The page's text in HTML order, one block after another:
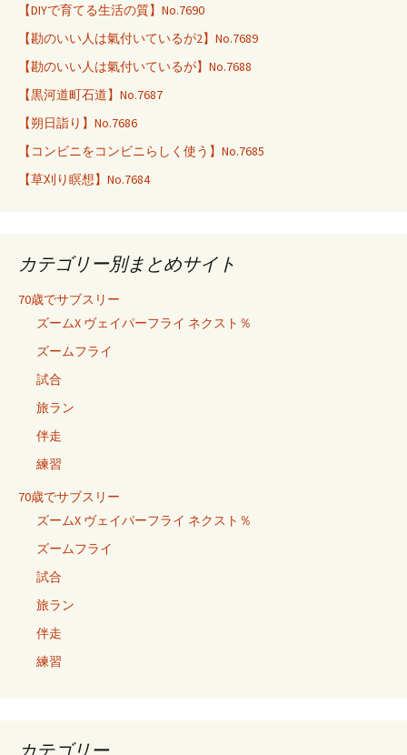
【DIYで育てる生活の質】No.7690
【勘のいい人は氣付いているが2】No.7689
【勘のいい人は氣付いているが】No.7688
【黒河道町石道】No.7687
【朔日詣り】No.7686
【コンビニをコンビニらしく使う】No.7685
【草刈り瞑想】No.7684
カテゴリー別まとめサイト
70歳でサブスリー
ズームX ヴェイパーフライ ネクスト％
ズームフライ
試合
旅ラン
伴走
練習
70歳でサブスリー
ズームX ヴェイパーフライ ネクスト％
ズームフライ
試合
旅ラン
伴走
練習
カテゴリー